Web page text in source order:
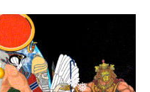
❅
❅